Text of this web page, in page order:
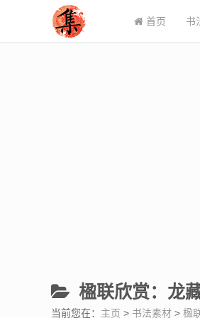
首页 书
楹联欣赏：龙
当前您在： 主页 > 书法素材 > 楹